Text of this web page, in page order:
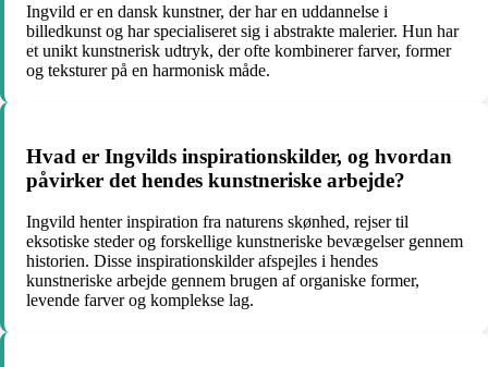
Ingvild er en dansk kunstner, der har en uddannelse i
billedkunst og har specialiseret sig i abstrakte malerier. Hun har
et unikt kunstnerisk udtryk, der ofte kombinerer farver, former
og teksturer på en harmonisk måde.
Hvad er Ingvilds inspirationskilder, og hvordan
påvirker det hendes kunstneriske arbejde?
Ingvild henter inspiration fra naturens skønhed, rejser til
eksotiske steder og forskellige kunstneriske bevægelser gennem
historien. Disse inspirationskilder afspejles i hendes
kunstneriske arbejde gennem brugen af organiske former,
levende farver og komplekse lag.